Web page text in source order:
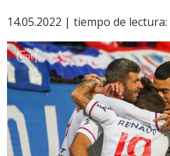
14.05.2022 | tiempo de lectura: